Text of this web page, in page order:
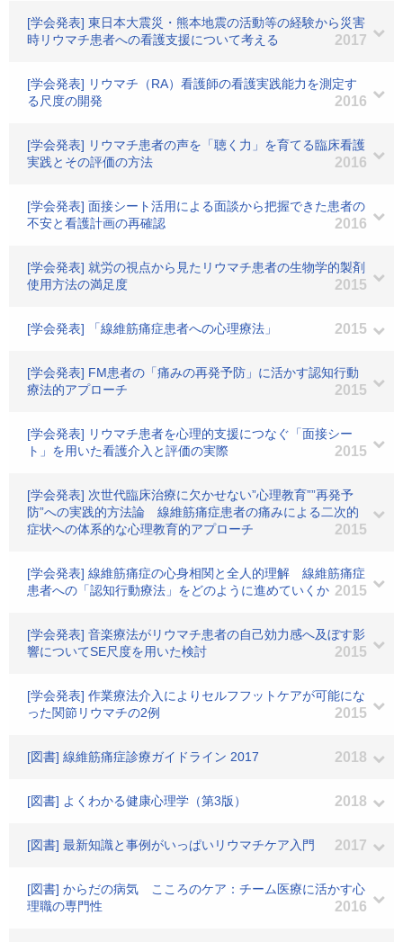
[学会発表] 東日本大震災・熊本地震の活動等の経験から災害
時リウマチ患者への看護支援について考える
2017
[学会発表] リウマチ（RA）看護師の看護実践能力を測定す
る尺度の開発
2016
[学会発表] リウマチ患者の声を「聴く力」を育てる臨床看護
実践とその評価の方法
2016
[学会発表] 面接シート活用による面談から把握できた患者の
不安と看護計画の再確認
2016
[学会発表] 就労の視点から見たリウマチ患者の生物学的製剤
使用方法の満足度
2015
[学会発表] 「線維筋痛症患者への心理療法」 2015
[学会発表] FM患者の「痛みの再発予防」に活かす認知行動
療法的アプローチ
2015
[学会発表] リウマチ患者を心理的支援につなぐ「面接シー
ト」を用いた看護介入と評価の実際
2015
[学会発表] 次世代臨床治療に欠かせない”心理教育””再発予
防”への実践的方法論 線維筋痛症患者の痛みによる二次的
症状への体系的な心理教育的アプローチ
2015
[学会発表] 線維筋痛症の心身相関と全人的理解 線維筋痛症
患者への「認知行動療法」をどのように進めていくか 2015
[学会発表] 音楽療法がリウマチ患者の自己効力感へ及ぼす影
響についてSE尺度を用いた検討
2015
[学会発表] 作業療法介入によりセルフフットケアが可能にな
った関節リウマチの2例
2015
[図書] 線維筋痛症診療ガイドライン 2017 2018
[図書] よくわかる健康心理学（第3版） 2018
[図書] 最新知識と事例がいっぱいリウマチケア入門 2017
[図書] からだの病気 こころのケア：チーム医療に活かす心
理職の専門性
2016